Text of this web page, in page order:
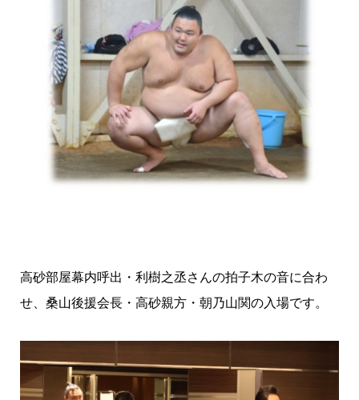
高砂部屋幕内呼出・利樹之丞さんの拍子木の音に合わ
せ、桑山後援会長・高砂親方・朝乃山関の入場です。